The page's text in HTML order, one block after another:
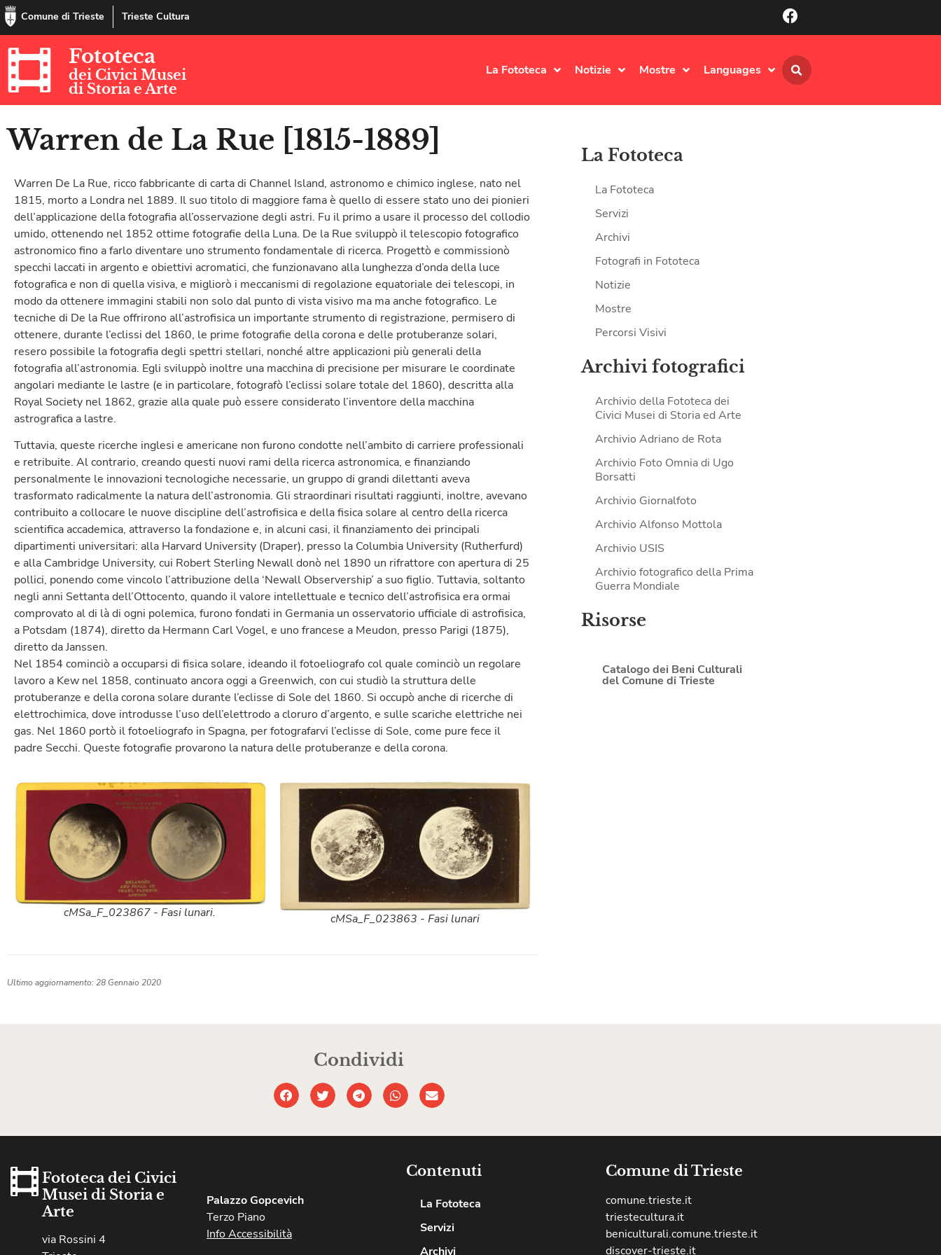
Comune di Trieste Trieste Cultura
Fototeca
dei Civici Musei
di Storia e Arte
La Fototeca Notizie Mostre Languages
Warren de La Rue [1815-1889]
Warren De La Rue, ricco fabbricante di carta di Channel Island, astronomo e chimico inglese, nato nel
1815, morto a Londra nel 1889. Il suo titolo di maggiore fama è quello di essere stato uno dei pionieri
dell’applicazione della fotografia all’osservazione degli astri. Fu il primo a usare il processo del collodio
umido, ottenendo nel 1852 ottime fotografie della Luna. De la Rue sviluppò il telescopio fotografico
astronomico fino a farlo diventare uno strumento fondamentale di ricerca. Progettò e commissionò
specchi laccati in argento e obiettivi acromatici, che funzionavano alla lunghezza d’onda della luce
fotografica e non di quella visiva, e migliorò i meccanismi di regolazione equatoriale dei telescopi, in
modo da ottenere immagini stabili non solo dal punto di vista visivo ma ma anche fotografico. Le
tecniche di De la Rue offrirono all’astrofisica un importante strumento di registrazione, permisero di
ottenere, durante l’eclissi del 1860, le prime fotografie della corona e delle protuberanze solari,
resero possibile la fotografia degli spettri stellari, nonché altre applicazioni più generali della
fotografia all’astronomia. Egli sviluppò inoltre una macchina di precisione per misurare le coordinate
angolari mediante le lastre (e in particolare, fotografò l’eclissi solare totale del 1860), descritta alla
Royal Society nel 1862, grazie alla quale può essere considerato l’inventore della macchina
astrografica a lastre.
Tuttavia, queste ricerche inglesi e americane non furono condotte nell’ambito di carriere professionali
e retribuite. Al contrario, creando questi nuovi rami della ricerca astronomica, e finanziando
personalmente le innovazioni tecnologiche necessarie, un gruppo di grandi dilettanti aveva
trasformato radicalmente la natura dell’astronomia. Gli straordinari risultati raggiunti, inoltre, avevano
contribuito a collocare le nuove discipline dell’astrofisica e della fisica solare al centro della ricerca
scientifica accademica, attraverso la fondazione e, in alcuni casi, il finanziamento dei principali
dipartimenti universitari: alla Harvard University (Draper), presso la Columbia University (Rutherfurd)
e alla Cambridge University, cui Robert Sterling Newall donò nel 1890 un rifrattore con apertura di 25
pollici, ponendo come vincolo l’attribuzione della ‘Newall Observership’ a suo figlio. Tuttavia, soltanto
negli anni Settanta dell’Ottocento, quando il valore intellettuale e tecnico dell’astrofisica era ormai
comprovato al di là di ogni polemica, furono fondati in Germania un osservatorio ufficiale di astrofisica,
a Potsdam (1874), diretto da Hermann Carl Vogel, e uno francese a Meudon, presso Parigi (1875),
diretto da Janssen.
Nel 1854 cominciò a occuparsi di fisica solare, ideando il fotoeliografo col quale cominciò un regolare
lavoro a Kew nel 1858, continuato ancora oggi a Greenwich, con cui studiò la struttura delle
protuberanze e della corona solare durante l’eclisse di Sole del 1860. Si occupò anche di ricerche di
elettrochimica, dove introdusse l’uso dell’elettrodo a cloruro d’argento, e sulle scariche elettriche nei
gas. Nel 1860 portò il fotoeliografo in Spagna, per fotografarvi l’eclisse di Sole, come pure fece il
padre Secchi. Queste fotografie provarono la natura delle protuberanze e della corona.
cMSa_F_023867 - Fasi lunari. cMSa_F_023863 - Fasi lunari
Ultimo aggiornamento: 28 Gennaio 2020
La Fototeca
La Fototeca
Servizi
Archivi
Fotografi in Fototeca
Notizie
Mostre
Percorsi Visivi
Archivi fotografici
Archivio della Fototeca dei
Civici Musei di Storia ed Arte
Archivio Adriano de Rota
Archivio Foto Omnia di Ugo
Borsatti
Archivio Giornalfoto
Archivio Alfonso Mottola
Archivio USIS
Archivio fotografico della Prima
Guerra Mondiale
Risorse
Catalogo dei Beni Culturali
del Comune di Trieste
Condividi
Fototeca dei Civici
Musei di Storia e
Arte
via Rossini 4
Palazzo Gopcevich
Terzo Piano
Info Accessibilità
Contenuti
La Fototeca
Servizi
Archivi
Comune di Trieste
comune.trieste.it
triestecultura.it
beniculturali.comune.trieste.it
discover-trieste.it